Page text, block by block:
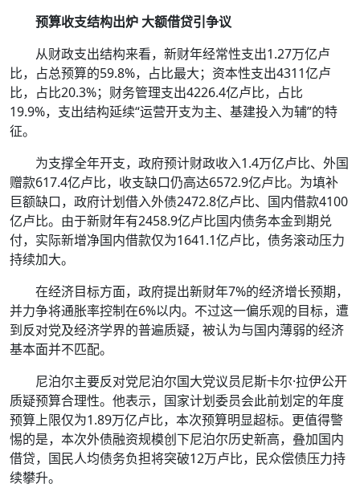
预算收支结构出炉 大额借贷引争议
从财政支出结构来看，新财年经常性支出1.27万亿卢
比，占总预算的59.8%，占比最大；资本性支出4311亿卢
比，占比20.3%；财务管理支出4226.4亿卢比，占比
19.9%，支出结构延续“运营开支为主、基建投入为辅”的特
征。
为支撑全年开支，政府预计财政收入1.4万亿卢比、外国
赠款617.4亿卢比，收支缺口仍高达6572.9亿卢比。为填补
巨额缺口，政府计划借入外债2472.8亿卢比、国内借款4100
亿卢比。由于新财年有2458.9亿卢比国内债务本金到期兑
付，实际新增净国内借款仅为1641.1亿卢比，债务滚动压力
持续加大。
在经济目标方面，政府提出新财年7%的经济增长预期，
并力争将通胀率控制在6%以内。不过这一偏乐观的目标，遭
到反对党及经济学界的普遍质疑，被认为与国内薄弱的经济
基本面并不匹配。
尼泊尔主要反对党尼泊尔国大党议员尼斯卡尔·拉伊公开
质疑预算合理性。他表示，国家计划委员会此前划定的年度
预算上限仅为1.89万亿卢比，本次预算明显超标。更值得警
惕的是，本次外债融资规模创下尼泊尔历史新高，叠加国内
借贷，国民人均债务负担将突破12万卢比，民众偿债压力持
续攀升。